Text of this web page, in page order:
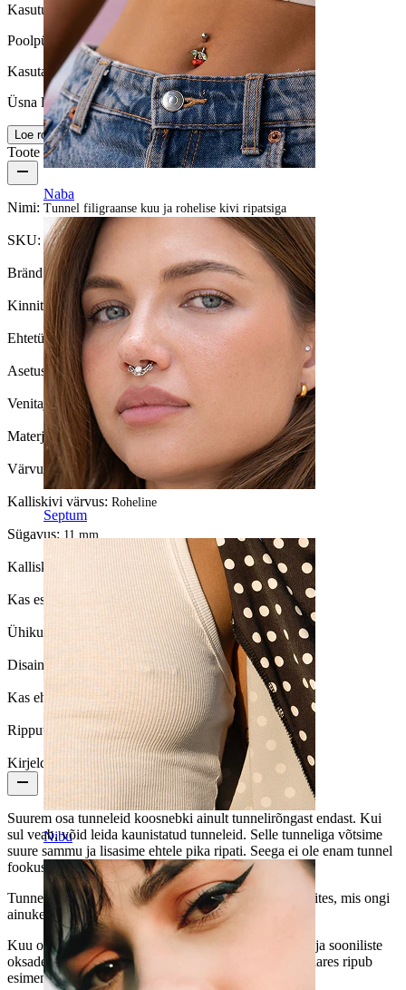
Naba
Septum
Nibu
Kasutusiga
Poolpüsiv
Kasutamise lihtsus
Üsna lihtne
Loe rohkem
Toote üksikasjad
Nimi: Tunnel filigraanse kuu ja rohelise kivi ripatsiga
SKU:Tunnel-129
Bränd:Bodymod Moments
Kinnitustüüp:Välikeermega
Ehtetüüp: Tunnel, Ümar tunnel
Asetus:Venitamine
Venitaja diameeter:6 mm.
Materjal: Kirurgiline teras / Messing
Värvus: Hõbe
Kalliskivi värvus: Roheline
Sügavus: 11 mm.
Kalliskivi tüüp: Kuubiline tsirkoonia
Kas ese on liimitud?:Jah
Ühikute arv:
Disain:
Kas ehe on kattega?:Jah, ripats on
Rippuva ehte pikkus:37 mm.
Kirjeldus
Suurem osa tunneleid koosnebki ainult tunnelirõngast endast. Kui
sul veab, võid leida kaunistatud tunneleid. Selle tunneliga võtsime
suure sammu ja lisasime ehtele pika ripati. Seega ei ole enam tunnel
fookuses, vaid on ripats.
Tunnelit saab valida erinevates paksustes või diameetrites, mis ongi
ainuke erinevus mudelite vahel.
Kuu on filigraanselt kaunistatud - väikeste väänlevate ja sooniliste
oksadega, mis moodustavad mustri. Kuu sisemisest kaares ripub
esimene tilgakujuline kivike.